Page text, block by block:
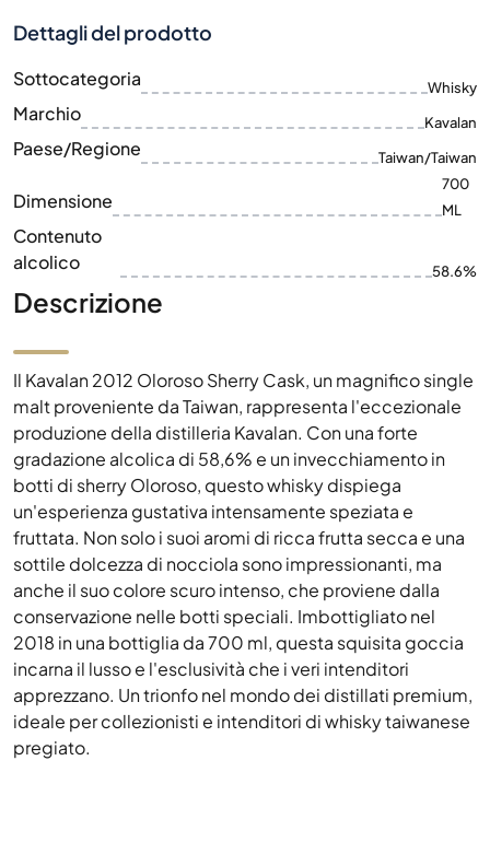
Dettagli del prodotto
Sottocategoria Whisky
Marchio Kavalan
Paese/Regione Taiwan/Taiwan
Dimensione
700
ML
Contenuto
alcolico
58.6%
Descrizione
Il Kavalan 2012 Oloroso Sherry Cask, un magnifico single
malt proveniente da Taiwan, rappresenta l'eccezionale
produzione della distilleria Kavalan. Con una forte
gradazione alcolica di 58,6% e un invecchiamento in
botti di sherry Oloroso, questo whisky dispiega
un'esperienza gustativa intensamente speziata e
fruttata. Non solo i suoi aromi di ricca frutta secca e una
sottile dolcezza di nocciola sono impressionanti, ma
anche il suo colore scuro intenso, che proviene dalla
conservazione nelle botti speciali. Imbottigliato nel
2018 in una bottiglia da 700 ml, questa squisita goccia
incarna il lusso e l'esclusività che i veri intenditori
apprezzano. Un trionfo nel mondo dei distillati premium,
ideale per collezionisti e intenditori di whisky taiwanese
pregiato.